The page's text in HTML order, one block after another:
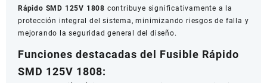
Rápido SMD 125V 1808 contribuye significativamente a la
protección integral del sistema, minimizando riesgos de falla y
mejorando la seguridad general del diseño.
Funciones destacadas del Fusible Rápido
SMD 125V 1808: